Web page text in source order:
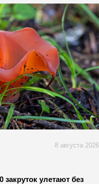
8 августа 2026
улетают без